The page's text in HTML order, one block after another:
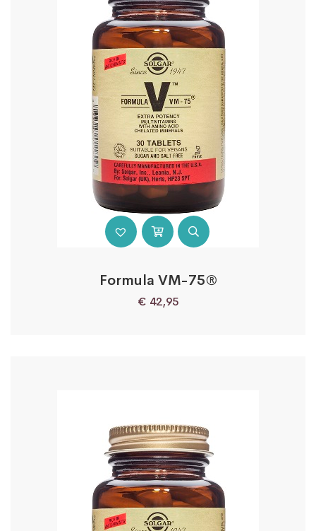
Formula VM-75®
€ 42,95